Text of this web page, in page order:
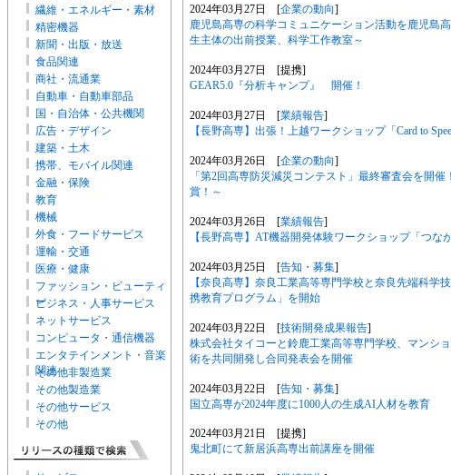
繊維・エネルギー・素材
精密機器
新聞・出版・放送
食品関連
商社・流通業
自動車・自動車部品
国・自治体・公共機関
広告・デザイン
建築・土木
携帯、モバイル関連
金融・保険
教育
機械
外食・フードサービス
運輸・交通
医療・健康
ファッション・ビューティ
ー
ビジネス・人事サービス
ネットサービス
コンピュータ・通信機器
エンタテインメント・音楽
関連
その他非製造業
その他製造業
その他サービス
その他
2024年03月27日 [企業の動向]
鹿児島高専の科学コミュニケーション活動を鹿児島
生主体の出前授業、科学工作教室～
2024年03月27日 [提携]
GEAR5.0『分析キャンプ』 開催！
2024年03月27日 [業績報告]
【長野高専】出張！上越ワークショップ「Card to
2024年03月26日 [企業の動向]
「第2回高専防災減災コンテスト」最終審査会を開
賞！～
2024年03月26日 [業績報告]
【長野高専】AT機器開発体験ワークショップ「つな
2024年03月25日 [告知・募集]
【奈良高専】奈良工業高等専門学校と奈良先端科学
携教育プログラム」を開始
2024年03月22日 [技術開発成果報告]
株式会社タイコーと鈴鹿工業高等専門学校、マンシ
術を共同開発し合同発表会を開催
2024年03月22日 [告知・募集]
国立高専が2024年度に1000人の生成AI人材を教育
2024年03月21日 [提携]
鬼北町にて新居浜高専出前講座を開催